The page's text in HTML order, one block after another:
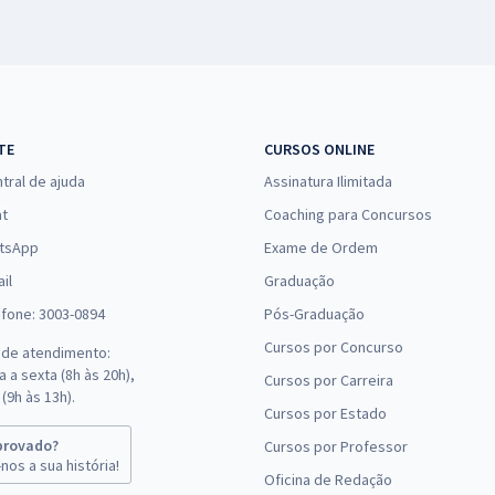
Para isso, você precisa acessar a plataforma Rota dos
para que você não só conheça o modelo das questões criadas
da prova.
um processo mais prático. Afinal, todos os materiais que você
você quiser, testando seu aprendizado e conhecendo a fundo
públicos organizados pela CONSCAM. Os materiais
em aprovação de concursos públicos. Conte com a
agora a página de
e veja as oportunidades
de ajuda
3003-0894
atendimento:
a sexta (8h às 20h),
às 13h).
a sua história!
CURSOS ONLINE
Assinatura Ilimitada
Coaching para Concursos
Exame de Ordem
Graduação
Pós-Graduação
Cursos por Concurso
Cursos por Carreira
Cursos por Estado
Cursos por Professor
Oficina de Redação